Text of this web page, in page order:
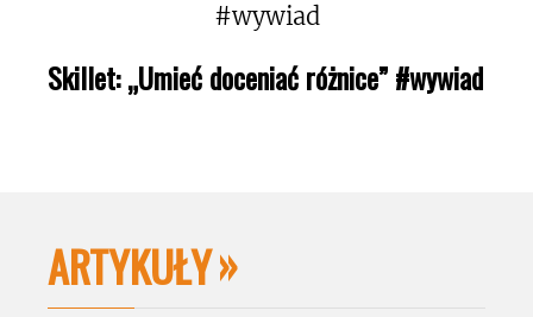
Skillet: „Umieć doceniać różnice” #wywiad
ARTYKUŁY